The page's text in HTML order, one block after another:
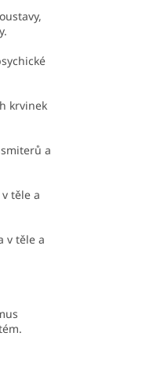
krvinek
a
těle a
v těle a